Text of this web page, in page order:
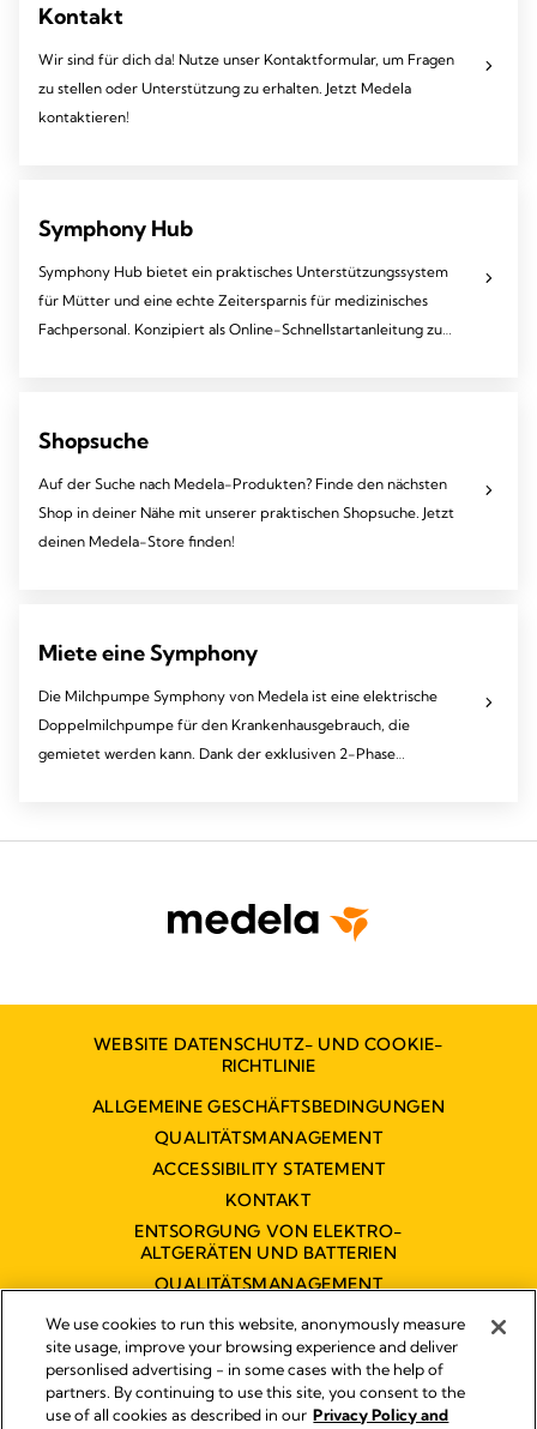
Kontakt
Wir sind für dich da! Nutze unser Kontaktformular, um Fragen
zu stellen oder Unterstützung zu erhalten. Jetzt Medela
kontaktieren!
Symphony Hub
Symphony Hub bietet ein praktisches Unterstützungssystem
für Mütter und eine echte Zeitersparnis für medizinisches
Fachpersonal. Konzipiert als Online-Schnellstartanleitung zum
Shopsuche
Auf der Suche nach Medela-Produkten? Finde den nächsten
Shop in deiner Nähe mit unserer praktischen Shopsuche. Jetzt
deinen Medela-Store finden!
Miete eine Symphony
Die Milchpumpe Symphony von Medela ist eine elektrische
Doppelmilchpumpe für den Krankenhausgebrauch, die
gemietet werden kann. Dank der exklusiven 2-Phase
WEBSITE DATENSCHUTZ- UND COOKIE-
RICHTLINIE
ALLGEMEINE GESCHÄFTSBEDINGUNGEN
QUALITÄTSMANAGEMENT
ACCESSIBILITY STATEMENT
KONTAKT
ENTSORGUNG VON ELEKTRO-
ALTGERÄTEN UND BATTERIEN
QUALITÄTSMANAGEMENT
BARRIEREFREIHEITSERKLÄRUNG
Impressum
We use cookies to run this website, anonymously measure
site usage, improve your browsing experience and deliver
personlised advertising - in some cases with the help of
partners. By continuing to use this site, you consent to the
use of all cookies as described in our Privacy Policy and